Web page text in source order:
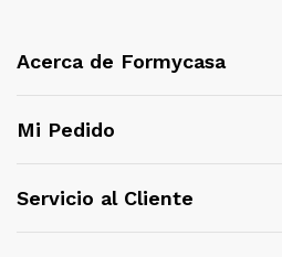
Acerca de Formycasa
Mi Pedido
Servicio al Cliente